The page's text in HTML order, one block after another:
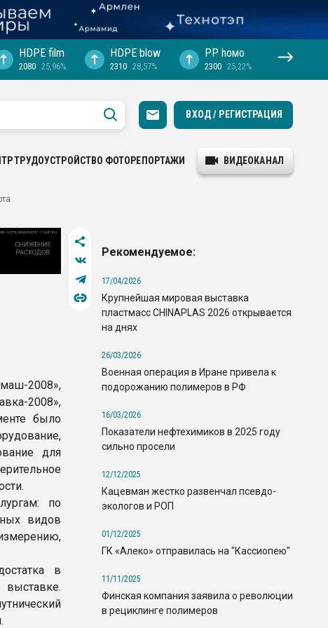
HDPE film
2080 25,96%
HDPE blow
2310 28,57%
PP hомо
2300 25,22%
ВХОД / РЕГИСТРАЦИЯ
ТРУДОУСТРОЙСТВО ФОТОРЕПОРТАЖИ ВИДЕОКАНАЛ
2008»,
2008»,
было
для
по
видов
в
Рекомендуемое:
17/04/2026
Крупнейшая мировая выставка
пластмасс CHINAPLAS 2026 открывается
на днях
26/03/2026
Военная операция в Иране привела к
подорожанию полимеров в РФ
16/03/2026
Показатели нефтехимиков в 2025 году
сильно просели
12/12/2025
Кацевман жестко развенчал псевдо-
экологов и РОП
01/12/2025
ГК «Алеко» отправилась на "Кассиопею"
11/11/2025
Финская компания заявила о революции
в рециклинге полимеров